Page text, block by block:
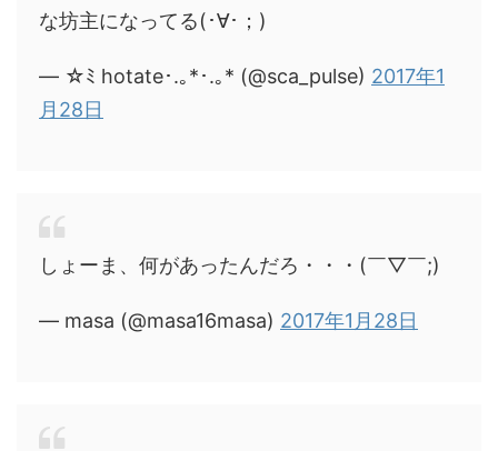
な坊主になってる(･∀･；)
— ☆ﾐ hotate･.｡*･.｡* (@sca_pulse) 2017年1
月28日
しょーま、何があったんだろ・・・(￣▽￣;)
— masa (@masa16masa) 2017年1月28日